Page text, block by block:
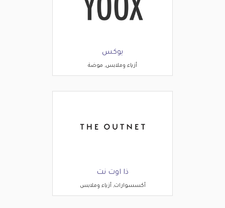
يوكس
أزياء وملابس, موضة
ذا اوت نت
أكسسوارات, أزياء وملابس